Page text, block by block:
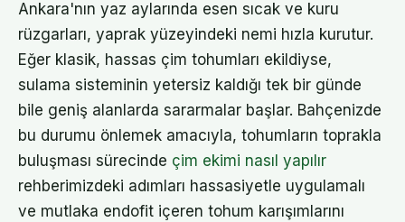
Ankara'nın yaz aylarında esen sıcak ve kuru
rüzgarları, yaprak yüzeyindeki nemi hızla kurutur.
Eğer klasik, hassas çim tohumları ekildiyse,
sulama sisteminin yetersiz kaldığı tek bir günde
bile geniş alanlarda sararmalar başlar. Bahçenizde
bu durumu önlemek amacıyla, tohumların toprakla
buluşması sürecinde çim ekimi nasıl yapılır
rehberimizdeki adımları hassasiyetle uygulamalı
ve mutlaka endofit içeren tohum karışımlarını